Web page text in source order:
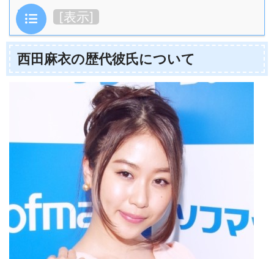
目次 [表示]
西田麻衣の歴代彼氏について